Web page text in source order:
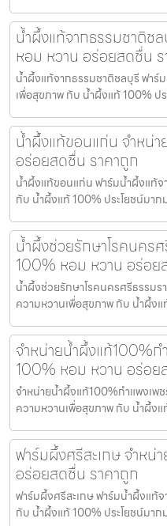
น้ำผึ้งแท้จากธรรมชาติช
หอม หวาน อร่อยสดชื่น
น้ำผึ้งแท้จากธรรมชาติชลบุรี ฟาร์
เพื่อสุขภาพ กับ น้ำผึ้งแท้ 100% ป
น้ำผึ้งแท้ขอนแก่น จำหน่
อร่อยสดชื่น ราคาถูก
น้ำผึ้งแท้ขอนแก่น ฟาร์มน้ำผึ้งแท้
กับ น้ำผึ้งแท้ 100% ประโยชน์มาก
น้ำผึ้งช่วยรักษาโรคนคร
100% หอม หวาน อร่อย
น้ำผึ้งช่วยรักษาโรคนครศรีธรรม
ความหวานเพื่อสุขภาพ กับ น้ำผึ้ง
จำหน่ายน้ำผึ้งแท้100%ก
100% หอม หวาน อร่อย
จำหน่ายน้ำผึ้งแท้100%กำแพงเพ
ความหวานเพื่อสุขภาพ กับ น้ำผึ้ง
ฟาร์มผึ้งศรีสะเกษ จำหน่
อร่อยสดชื่น ราคาถูก
ฟาร์มผึ้งศรีสะเกษ ฟาร์มน้ำผึ้งแท้
กับ น้ำผึ้งแท้ 100% ประโยชน์มาก